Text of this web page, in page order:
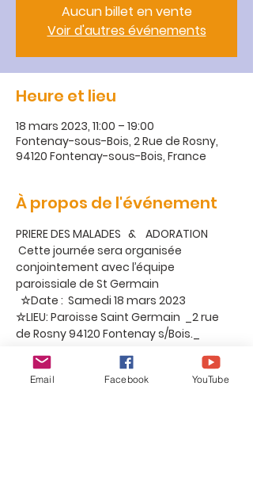
Aucun billet en vente
Voir d'autres événements
Heure et lieu
18 mars 2023, 11:00 – 19:00
Fontenay-sous-Bois, 2 Rue de Rosny,
94120 Fontenay-sous-Bois, France
À propos de l'événement
PRIERE DES MALADES   &    ADORATION
Cette journée sera organisée
conjointement avec l’équipe
paroissiale de St Germain
☆Date :  Samedi 18 mars 2023
☆LIEU: Paroisse Saint Germain  _2 rue
de Rosny 94120 Fontenay s/Bois._
• 11h: Messe du jour
Email Facebook YouTube